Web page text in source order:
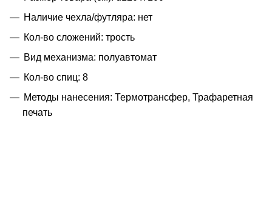
Наличие чехла/футляра: нет
Кол-во сложений: трость
Вид механизма: полуавтомат
Кол-во спиц: 8
Методы нанесения: Термотрансфер, Трафаретная
печать